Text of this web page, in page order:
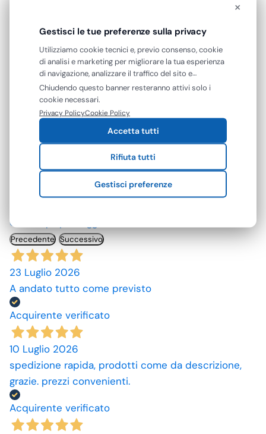
RECENSIONI VERIFICATE
Cosa dicono di noi
Eccellente
recensioni
Clicca qui per leggerle tutte >
Precedente Successivo
23 Luglio 2026
A andato tutto come previsto
Acquirente verificato
10 Luglio 2026
spedizione rapida, prodotti come da descrizione,
grazie. prezzi convenienti.
Acquirente verificato
×
Gestisci le tue preferenze sulla privacy
Utilizziamo cookie tecnici e, previo consenso, cookie
di analisi e marketing per migliorare la tua esperienza
di navigazione, analizzare il traffico del sito e
mostrarti contenuti e pubblicità personalizzati. Puoi
accettare tutti i cookie oppure gestire le tue
preferenze. Puoi modificare o revocare il consenso in
qualsiasi momento.
Chiudendo questo banner resteranno attivi solo i
cookie necessari.
Privacy PolicyCookie Policy
Accetta tutti
Rifiuta tutti
Gestisci preferenze